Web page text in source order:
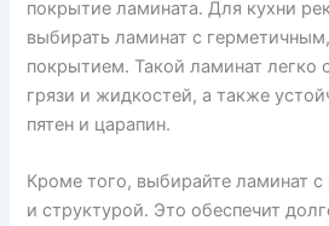
покрытие ламината. Для кухни
выбирать ламинат с
покрытием. Такой ламинат легко
грязи и жидкостей, а также
пятен и царапин.
Кроме того, выбирайте ламинат
и структурой. Это обеспечит